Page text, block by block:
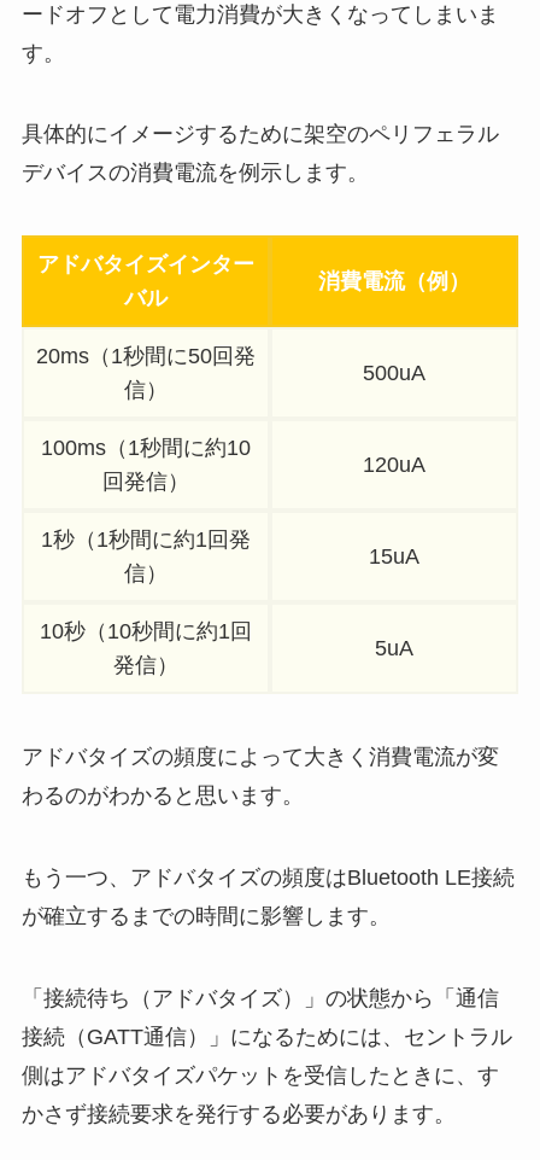
ードオフとして電力消費が大きくなってしまいま
す。
具体的にイメージするために架空のペリフェラル
デバイスの消費電流を例示します。
アドバタイズインター
バル
消費電流（例）
20ms（1秒間に50回発
信）
500uA
100ms（1秒間に約10
回発信）
120uA
1秒（1秒間に約1回発
信）
15uA
10秒（10秒間に約1回
発信）
5uA
アドバタイズの頻度によって大きく消費電流が変
わるのがわかると思います。
もう一つ、アドバタイズの頻度はBluetooth LE接続
が確立するまでの時間に影響します。
「接続待ち（アドバタイズ）」の状態から「通信
接続（GATT通信）」になるためには、セントラル
側はアドバタイズパケットを受信したときに、す
かさず接続要求を発行する必要があります。